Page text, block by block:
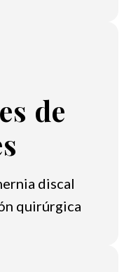
de
discal
quirúrgica